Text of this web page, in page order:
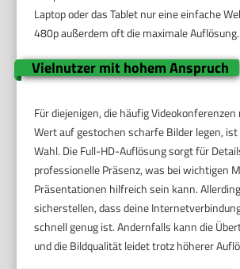
Laptop oder das Tablet nur eine einfache
480p außerdem oft die maximale Auflösung.
Vielnutzer mit hohem Anspruch
Für diejenigen, die häufig Videokonferenzen
Wert auf gestochen scharfe Bilder legen,
Wahl. Die Full-HD-Auflösung sorgt für
professionelle Präsenz, was bei wichtigen
Präsentationen hilfreich sein kann.
sicherstellen, dass deine
schnell genug ist. Andernfalls kann die
und die Bildqualität leidet trotz höherer